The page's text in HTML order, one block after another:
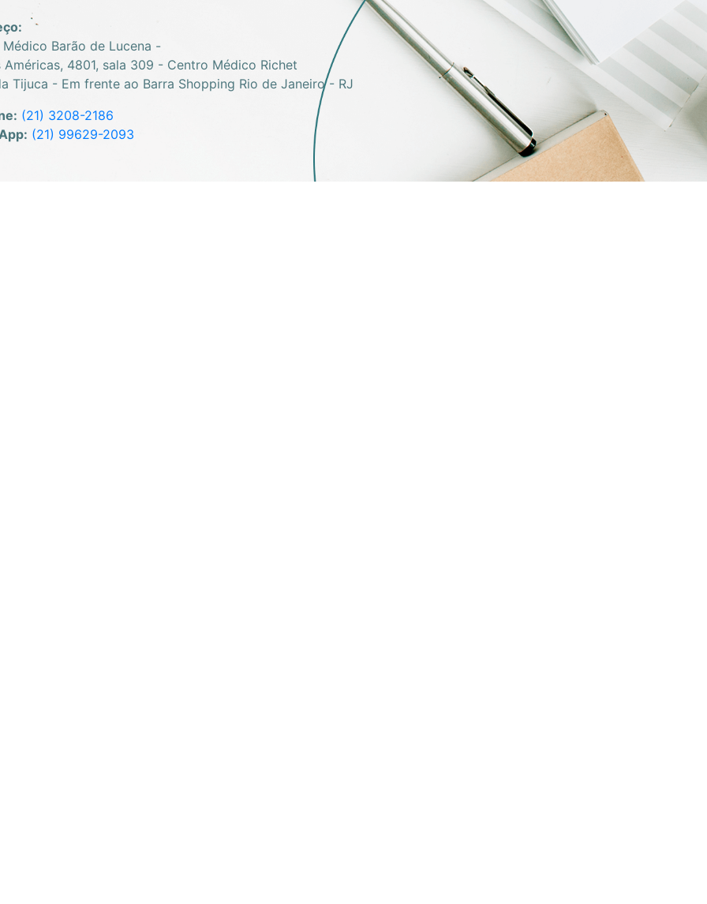
Barão de Lucena -
Américas, 4801, sala 309 - Centro Médico Richet
Tijuca - Em frente ao Barra Shopping Rio de Janeiro - RJ
(21) 3208-2186
(21) 99629-2093